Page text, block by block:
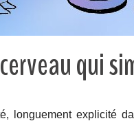
qui
longuement explicité